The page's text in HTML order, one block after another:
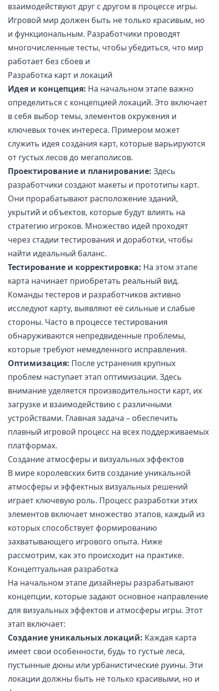
взаимодействуют друг с другом в процессе игры.
Игровой мир должен быть не только красивым, но
и функциональным. Разработчики проводят
многочисленные тесты, чтобы убедиться, что мир
работает без сбоев и
Разработка карт и локаций
Идея и концепция: На начальном этапе важно
определиться с концепцией локаций. Это включает
в себя выбор темы, элементов окружения и
ключевых точек интереса. Примером может
служить идея создания карт, которые варьируются
от густых лесов до мегаполисов.
Проектирование и планирование: Здесь
разработчики создают макеты и прототипы карт.
Они прорабатывают расположение зданий,
укрытий и объектов, которые будут влиять на
стратегию игроков. Множество идей проходят
через стадии тестирования и доработки, чтобы
найти идеальный баланс.
Тестирование и корректировка: На этом этапе
карта начинает приобретать реальный вид.
Команды тестеров и разработчиков активно
исследуют карту, выявляют её сильные и слабые
стороны. Часто в процессе тестирования
обнаруживаются непредвиденные проблемы,
которые требуют немедленного исправления.
Оптимизация: После устранения крупных
проблем наступает этап оптимизации. Здесь
внимание уделяется производительности карт, их
загрузке и взаимодействию с различными
устройствами. Главная задача – обеспечить
плавный игровой процесс на всех поддерживаемых
платформах.
Создание атмосферы и визуальных эффектов
В мире королевских битв создание уникальной
атмосферы и эффектных визуальных решений
играет ключевую роль. Процесс разработки этих
элементов включает множество этапов, каждый из
которых способствует формированию
захватывающего игрового опыта. Ниже
рассмотрим, как это происходит на практике.
Концептуальная разработка
На начальном этапе дизайнеры разрабатывают
концепции, которые задают основное направление
для визуальных эффектов и атмосферы игры. Этот
этап включает:
Создание уникальных локаций: Каждая карта
имеет свои особенности, будь то густые леса,
пустынные дюны или урбанистические руины. Эти
локации должны быть не только красивыми, но и